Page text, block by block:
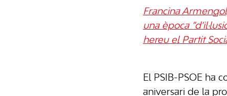
Francina
una època
hereu el Partit
El PSIB-PSOE ha
aniversari de la